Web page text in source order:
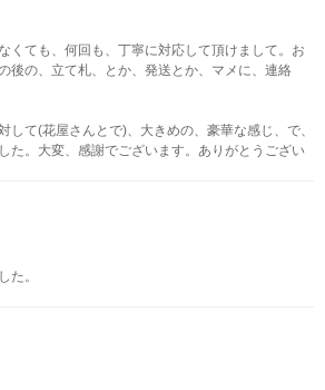
くても、何回も、丁寧に対応して頂けまして。お
後の、立て札、とか、発送とか、マメに、連絡
して(花屋さんとで)、大きめの、豪華な感じ、で、
た。大変、感謝でございます。ありがとうござい
た。